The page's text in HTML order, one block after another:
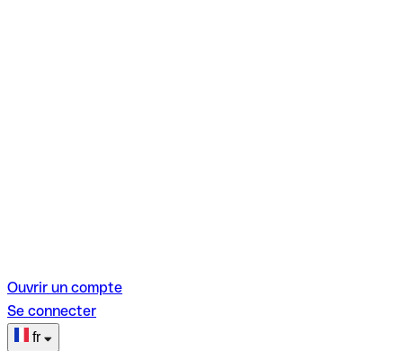
Ouvrir un compte
Se connecter
fr